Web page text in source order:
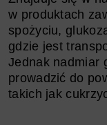
w produktach
spożyciu,
gdzie jest
Jednak nadmiar
prowadzić do
takich jak